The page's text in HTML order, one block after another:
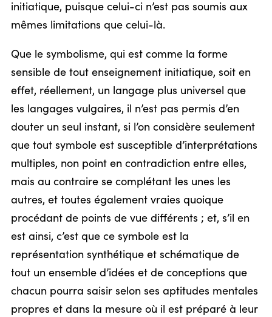
initiatique, puisque celui-ci n’est pas soumis aux
mêmes limitations que celui-là.
Que le symbolisme, qui est comme la forme
sensible de tout enseignement initiatique, soit en
effet, réellement, un langage plus universel que
les langages vulgaires, il n’est pas permis d’en
douter un seul instant, si l’on considère seulement
que tout symbole est susceptible d’interprétations
multiples, non point en contradiction entre elles,
mais au contraire se complétant les unes les
autres, et toutes également vraies quoique
procédant de points de vue différents ; et, s’il en
est ainsi, c’est que ce symbole est la
représentation synthétique et schématique de
tout un ensemble d’idées et de conceptions que
chacun pourra saisir selon ses aptitudes mentales
propres et dans la mesure où il est préparé à leur